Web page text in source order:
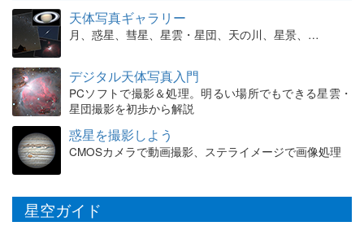
天体写真ギャラリー
月、惑星、彗星、星雲・星団、天の川、星景、…
デジタル天体写真入門
PCソフトで撮影＆処理。明るい場所でもできる星雲・
星団撮影を初歩から解説
惑星を撮影しよう
CMOSカメラで動画撮影、ステライメージで画像処理
星空ガイド